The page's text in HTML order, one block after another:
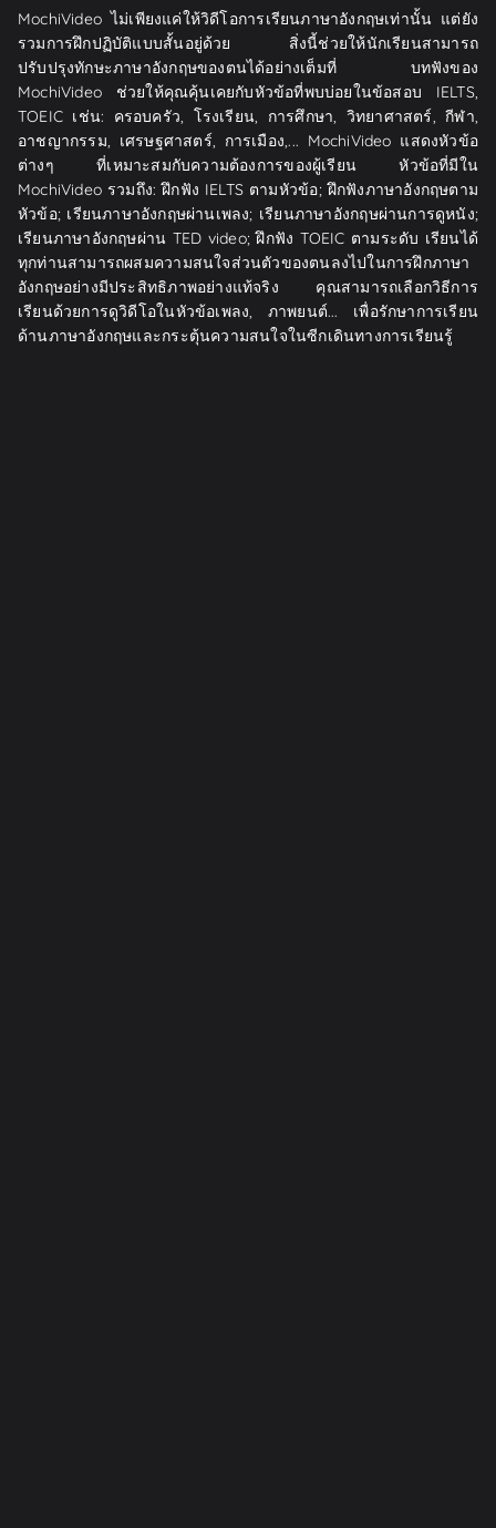
MochiVideo ไม่เพียงแค่ให้วิดีโอการเรียนภาษาอังกฤษเท่านั้น แต่ยัง
รวมการฝึกปฏิบัติแบบสั้นอยู่ด้วย สิ่งนี้ช่วยให้นักเรียนสามารถ
ปรับปรุงทักษะภาษาอังกฤษของตนได้อย่างเต็มที่ บทฟังของ
MochiVideo ช่วยให้คุณคุ้นเคยกับหัวข้อที่พบบ่อยในข้อสอบ IELTS,
TOEIC เช่น: ครอบครัว, โรงเรียน, การศึกษา, วิทยาศาสตร์, กีฬา,
อาชญากรรม, เศรษฐศาสตร์, การเมือง,... MochiVideo แสดงหัวข้อ
ต่างๆ ที่เหมาะสมกับความต้องการของผู้เรียน หัวข้อที่มีใน
MochiVideo รวมถึง: ฝึกฟัง IELTS ตามหัวข้อ; ฝึกฟังภาษาอังกฤษตาม
หัวข้อ; เรียนภาษาอังกฤษผ่านเพลง; เรียนภาษาอังกฤษผ่านการดูหนัง;
เรียนภาษาอังกฤษผ่าน TED video; ฝึกฟัง TOEIC ตามระดับ เรียนได้
ทุกท่านสามารถผสมความสนใจส่วนตัวของตนลงไปในการฝึกภาษา
อังกฤษอย่างมีประสิทธิภาพอย่างแท้จริง คุณสามารถเลือกวิธีการ
เรียนด้วยการดูวิดีโอในหัวข้อเพลง, ภาพยนต์... เพื่อรักษาการเรียน
ด้านภาษาอังกฤษและกระตุ้นความสนใจในซีกเดินทางการเรียนรู้